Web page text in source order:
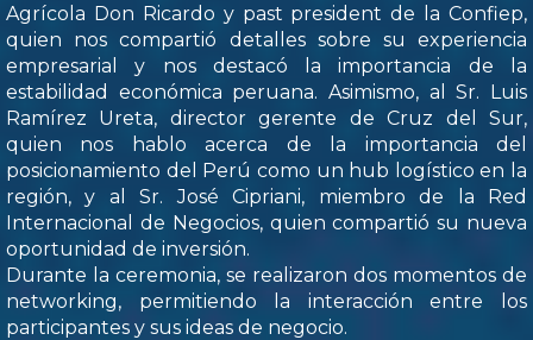
Agrícola Don Ricardo y past president de la Confiep,
quien nos compartió detalles sobre su experiencia
empresarial y nos destacó la importancia de la
estabilidad económica peruana. Asimismo, al Sr. Luis
Ramírez Ureta, director gerente de Cruz del Sur,
quien nos hablo acerca de la importancia del
posicionamiento del Perú como un hub logístico en la
región, y al Sr. José Cipriani, miembro de la Red
Internacional de Negocios, quien compartió su nueva
oportunidad de inversión.
Durante la ceremonia, se realizaron dos momentos de
networking, permitiendo la interacción entre los
participantes y sus ideas de negocio.